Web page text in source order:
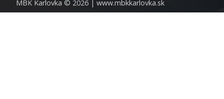
MBK Karlovka © 2026 | www.mbkkarlovka.sk